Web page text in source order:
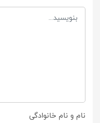
نام و نام خانوادگی